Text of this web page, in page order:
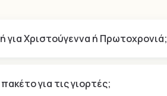
για Χριστούγεννα ή Πρωτοχρονιά;
για τις γιορτές;